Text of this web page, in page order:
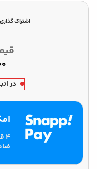
اشتراک گذاری
در
۴